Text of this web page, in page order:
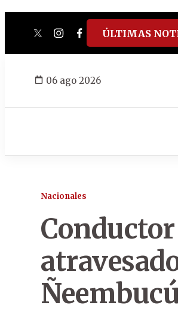
twitterinstagram
facebook
tiktokyoutube
ÚLTIMAS
06 ago 2026
Nacionales